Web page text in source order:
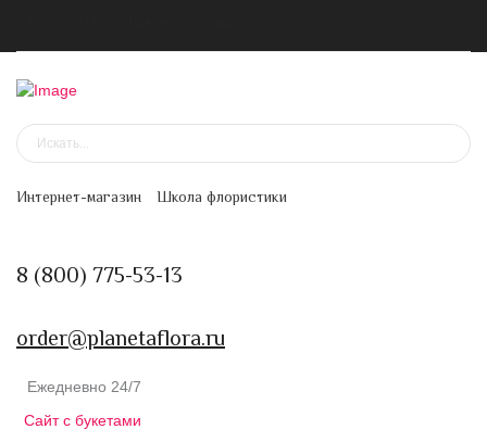
Интернет-магазин Школа флористики
8 (800) 775-53-13
order@planetaflora.ru
Ежедневно 24/7
Сайт с букетами